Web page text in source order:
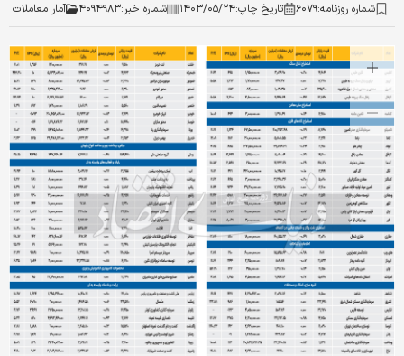
شماره روزنامه:۶۰۷۹ تاریخ چاپ:۱۴۰۳/۰۵/۲۴ شماره خبر:۴۰۹۴۹۸۳ آمار معاملات